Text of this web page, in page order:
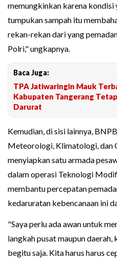
memungkinkan karena
tumpukan sampah itu
rekan-rekan dari yang
Polri," ungkapnya.
Baca Juga:
TPA Jatiwaringin Mauk
Kabupaten Tangerang
Darurat
Kemudian, di sisi lainnya,
Meteorologi, Klimatologi, dan
menyiapkan satu armada
dalam operasi Teknologi
membantu percepatan
kedaruratan kebencanaan ini
"Saya perlu ada awan untuk
langkah pusat maupun
begitu saja. Kita harus harus